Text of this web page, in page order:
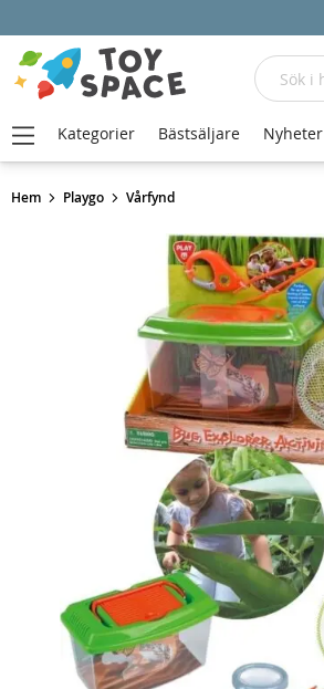
Hem Playgo Vårfynd
Sök
Kategorier Bästsäljare Nyheter